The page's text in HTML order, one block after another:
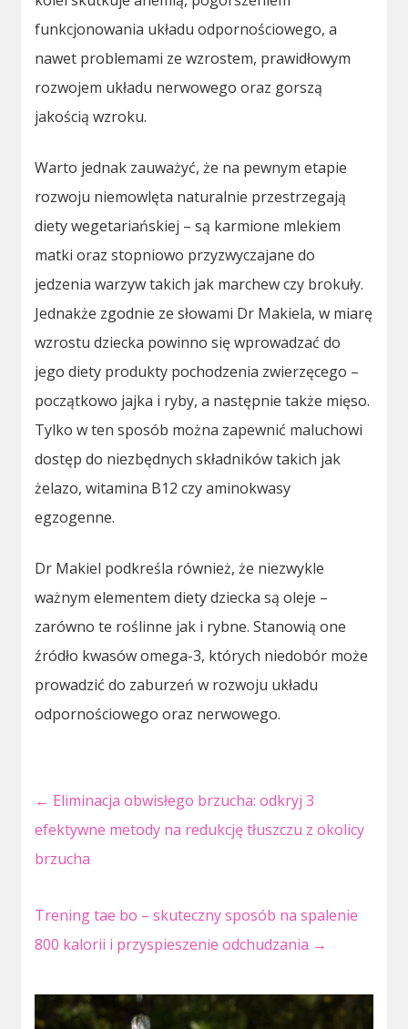
funkcjonowania układu odpornościowego, a
nawet problemami ze wzrostem, prawidłowym
rozwojem układu nerwowego oraz gorszą
jakością wzroku.
Warto jednak zauważyć, że na pewnym etapie
rozwoju niemowlęta naturalnie przestrzegają
diety wegetariańskiej – są karmione mlekiem
matki oraz stopniowo przyzwyczajane do
jedzenia warzyw takich jak marchew czy brokuły.
Jednakże zgodnie ze słowami Dr Makiela, w miarę
wzrostu dziecka powinno się wprowadzać do
jego diety produkty pochodzenia zwierzęcego –
początkowo jajka i ryby, a następnie także mięso.
Tylko w ten sposób można zapewnić maluchowi
dostęp do niezbędnych składników takich jak
żelazo, witamina B12 czy aminokwasy
egzogenne.
Dr Makiel podkreśla również, że niezwykle
ważnym elementem diety dziecka są oleje –
zarówno te roślinne jak i rybne. Stanowią one
źródło kwasów omega-3, których niedobór może
prowadzić do zaburzeń w rozwoju układu
odpornościowego oraz nerwowego.
← Eliminacja obwisłego brzucha: odkryj 3
efektywne metody na redukcję tłuszczu z okolicy
brzucha
Trening tae bo – skuteczny sposób na spalenie
800 kalorii i przyspieszenie odchudzania →